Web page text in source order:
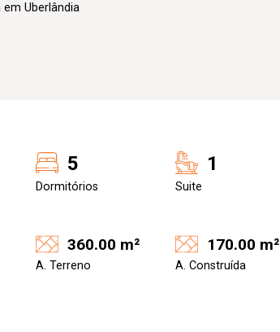
em Uberlândia
5
Dormitórios
1
Suite
360.00 m²
A. Terreno
170.00 m²
A. Construída